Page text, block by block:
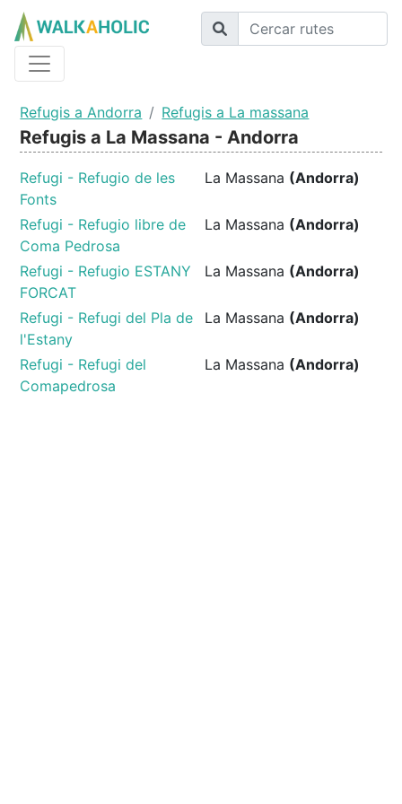
Refugis a Andorra Refugis a La massana
Refugis a La Massana - Andorra
Refugi - Refugio de les
Fonts
La Massana (Andorra)
Refugi - Refugio libre de
Coma Pedrosa
La Massana (Andorra)
Refugi - Refugio ESTANY
FORCAT
La Massana (Andorra)
Refugi - Refugi del Pla de
l'Estany
La Massana (Andorra)
Refugi - Refugi del
Comapedrosa
La Massana (Andorra)